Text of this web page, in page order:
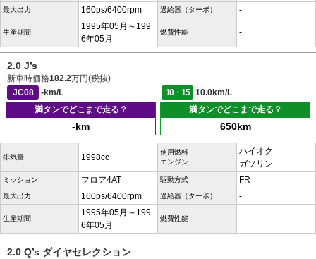
最大出力 160ps/6400rpm 過給器（ターボ） -
生産期間
1995年05月～199
6年05月
燃費性能 -
2.0 J’s
新車時価格182.2万円(税抜)
JC08
-km/L 10・15
10.0km/L
満タンでどこまで走る？
-km
満タンでどこまで走る？
650km
排気量 1998cc
使用燃料
エンジン
ハイオク
ガソリン
ミッション フロア4AT 駆動方式 FR
最大出力 160ps/6400rpm 過給器（ターボ） -
生産期間
1995年05月～199
6年05月
燃費性能 -
2.0 Q’s ダイヤセレクション